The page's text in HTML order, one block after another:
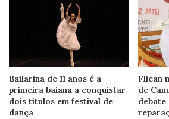
Bailarina de 11 anos é a
primeira baiana a conquistar
dois títulos em festival de
dança
Flican
de
debate